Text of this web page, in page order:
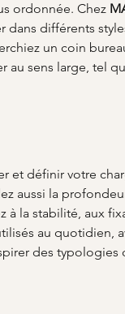
ordonnée. Chez
dans différents
un coin
au sens large, tel
et définir votre
aussi la
à la stabilité, aux
au quotidien,
des typologies